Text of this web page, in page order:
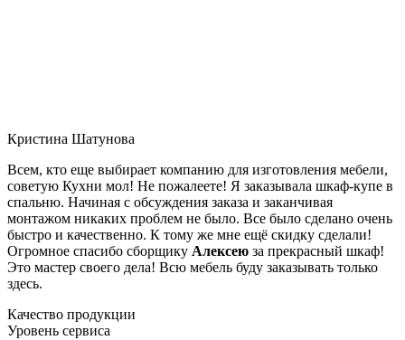
Кристина Шатунова
Всем, кто еще выбирает компанию для изготовления мебели,
советую Кухни мол! Не пожалеете! Я заказывала шкаф-купе в
спальню. Начиная с обсуждения заказа и заканчивая
монтажом никаких проблем не было. Все было сделано очень
быстро и качественно. К тому же мне ещё скидку сделали!
Огромное спасибо сборщику Алексею за прекрасный шкаф!
Это мастер своего дела! Всю мебель буду заказывать только
здесь.
Качество продукции
Уровень сервиса